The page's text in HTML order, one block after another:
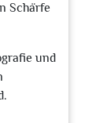
Schärfe
und